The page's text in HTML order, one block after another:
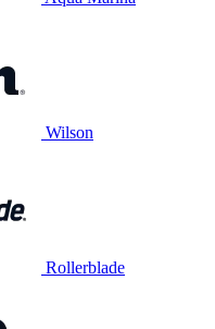
Wilson
Rollerblade